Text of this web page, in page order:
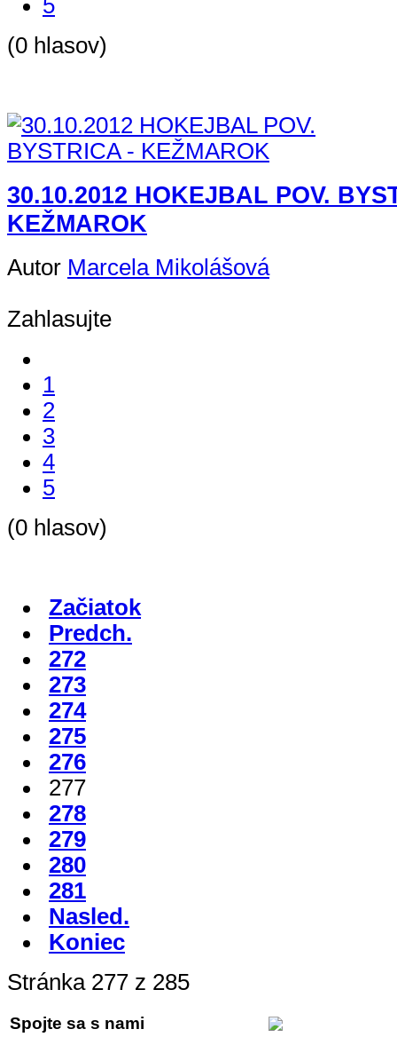
5
(0 hlasov)
30.10.2012 HOKEJBAL POV.
KEŽMAROK
Autor Marcela Mikolášová
Zahlasujte
1
2
3
4
5
(0 hlasov)
Začiatok
Predch.
272
273
274
275
276
277
278
279
280
281
Nasled.
Koniec
Stránka 277 z 285
Spojte sa s nami